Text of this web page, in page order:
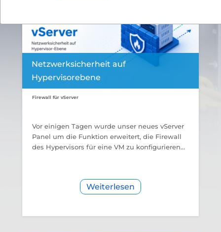
Netzwerksicherheit auf
Hypervisorebene
Firewall für vServer
Vor einigen Tagen wurde unser neues vServer
Panel um die Funktion erweitert, die Firewall
des Hypervisors für eine VM zu konfigurieren...
Weiterlesen